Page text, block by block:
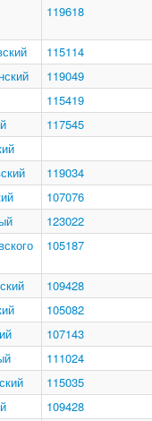
119618
115114
119049
115419
117545
119034
107076
123022
105187
109428
105082
107143
111024
115035
109428